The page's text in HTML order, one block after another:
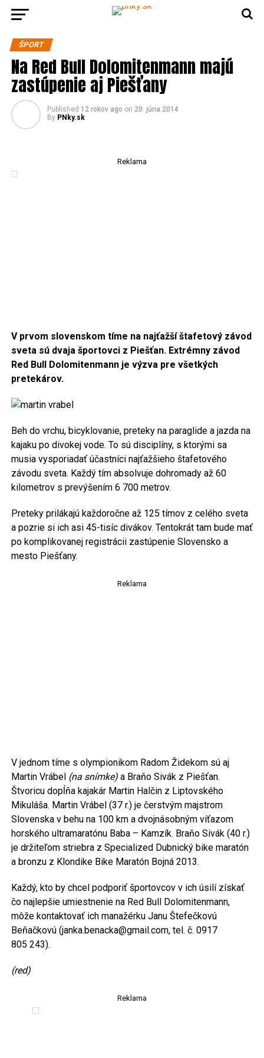
ŠPORT
Na Red Bull Dolomitenmann majú
zastúpenie aj Piešťany
Published 12 rokov ago on 20. júna 2014
By PNky.sk
Reklama
V prvom slovenskom tíme na najťažší štafetový závod
sveta sú dvaja športovci z Piešťan. Extrémny závod
Red Bull Dolomitenmann je výzva pre všetkých
pretekárov.
Beh do vrchu, bicyklovanie, preteky na paraglide a jazda na
kajaku po divokej vode. To sú disciplíny, s ktorými sa
musia vysporiadať účastníci najťažšieho štafetového
závodu sveta. Každý tím absolvuje dohromady až 60
kilometrov s prevýšením 6 700 metrov.
Preteky prilákajú každoročne až 125 tímov z celého sveta
a pozrie si ich asi 45-tisíc divákov. Tentokrát tam bude mať
po komplikovanej registrácii zastúpenie Slovensko a
mesto Piešťany.
Reklama
V jednom tíme s olympionikom Radom Židekom sú aj
Martin Vrábel (na snímke)a Braňo Sivák z Piešťan.
Štvoricu dopĺňa kajakár Martin Halčin z Liptovského
Mikuláša. Martin Vrábel (37 r.) je čerstvým majstrom
Slovenska v behu na 100 km a dvojnásobným víťazom
horského ultramaratónu Baba – Kamzík. Braňo Sivák (40 r.)
je držiteľom striebra z Specialized Dubnický bike maratón
a bronzu z Klondike Bike Maratón Bojná 2013.
Každý, kto by chcel podporiť športovcov v ich úsilí získať
čo najlepšie umiestnenie na Red Bull Dolomitenmann,
môže kontaktovať ich manažérku Janu Štefečkovú
Beňačkovú (janka.benacka@gmail.com, tel. č. 0917
805 243).
(red)
Reklama